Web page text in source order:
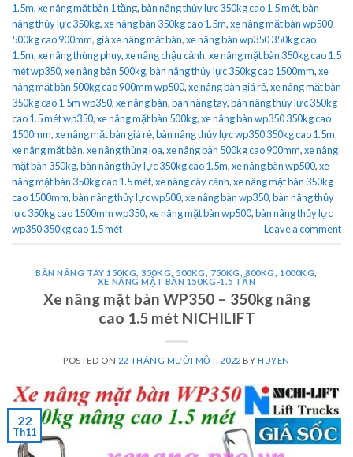
1.5m,xe nâng mặt bàn 1 tầng,bàn nâng thủy lực 350kg cao 1.5 mét,bàn
nâng thủy lực 350kg,xe nâng bàn 350kg cao 1.5m,xe nâng mặt bàn wp500
500kg cao 900mm, giá xe nâng mặt bàn,xe nâng bàn wp350 350kg cao
1.5m,xe nâng thùng phuy,xe nâng chậu cảnh,xe nâng mặt bàn 350kg cao 1.5
mét wp350,xe nâng bàn 500kg,bàn nâng thủy lực 350kg cao 1500mm,xe
nâng mặt bàn 500kg cao 900mm wp500,xe nâng bàn giá rẻ,xe nâng mặt bàn
350kg cao 1.5m wp350,xe nâng bàn,bàn nâng tay,bàn nâng thủy lực 350kg
cao 1.5 mét wp350,xe nâng mặt bàn 500kg,xe nâng bàn wp350 350kg cao
1500mm,xe nâng mặt bàn giá rẻ,bàn nâng thủy lực wp350 350kg cao 1.5m,
xe nâng mặt bàn,xe nâng thùng loa,xe nâng bàn 500kg cao 900mm,xe nâng
mặt bàn 350kg,bàn nâng thủy lực 350kg cao 1.5m,xe nâng bàn wp500,xe
nâng mặt bàn 350kg cao 1.5 mét,xe nâng cây cảnh,xe nâng mặt bàn 350kg
cao 1500mm,bàn nâng thủy lực wp500,xe nâng bàn wp350,bàn nâng thủy
lực 350kg cao 1500mm wp350,xe nâng mặt bàn wp500,bàn nâng thủy lực
wp350 350kg cao 1.5 mét
Leave a comment
BÀN NÂNG TAY 150KG, 350KG, 500KG, 750KG, 800KG, 1000KG
XE NÂNG MẶT BÀN 150KG-1.5 TẤN
Xe nâng mặt bàn WP350 – 350kg nâng
cao 1.5 mét NICHILIFT
POSTED ON 22 THÁNG MƯỜI MỘT, 2022 BY HUYEN
22
Th11